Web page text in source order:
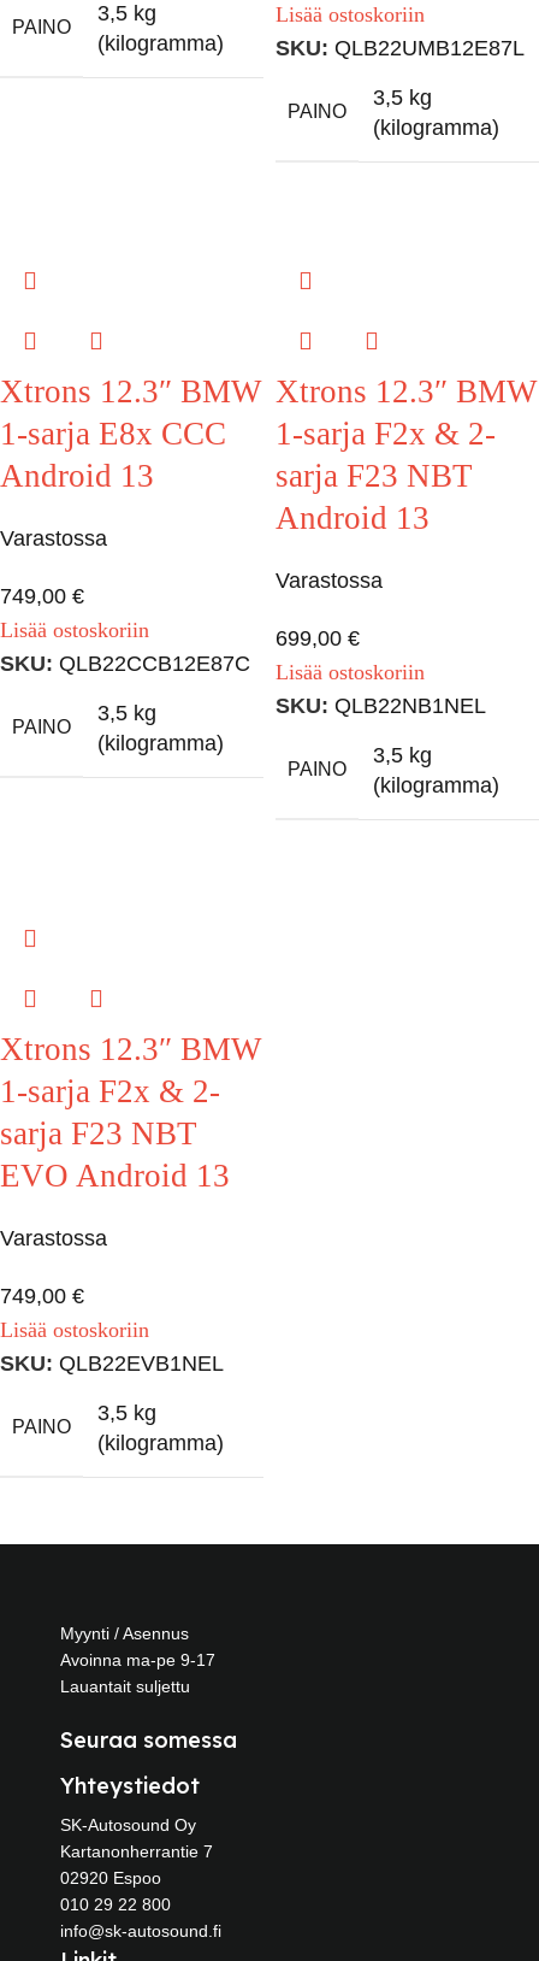
PAINO
3,5 kg
(kilogramma)
Lisää ostoskoriin
SKU: QLB22UMB12E87L
PAINO
3,5 kg
(kilogramma)
Xtrons 12.3″ BMW
1-sarja E8x CCC
Android 13
Varastossa
749,00 €
Lisää ostoskoriin
SKU: QLB22CCB12E87C
PAINO
3,5 kg
(kilogramma)
Xtrons 12.3″ BMW
1-sarja F2x & 2-
sarja F23 NBT
Android 13
Varastossa
699,00 €
Lisää ostoskoriin
SKU: QLB22NB1NEL
PAINO
3,5 kg
(kilogramma)
Xtrons 12.3″ BMW
1-sarja F2x & 2-
sarja F23 NBT
EVO Android 13
Varastossa
749,00 €
Lisää ostoskoriin
SKU: QLB22EVB1NEL
PAINO
3,5 kg
(kilogramma)
Myynti / Asennus
Avoinna ma-pe 9-17
Lauantait suljettu
Seuraa somessa
Yhteystiedot
SK-Autosound Oy
Kartanonherrantie 7
02920 Espoo
010 29 22 800
info@sk-autosound.fi